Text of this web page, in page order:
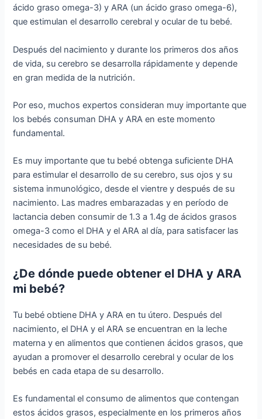
ácido graso omega-3) y ARA (un ácido graso omega-6),
que estimulan el desarrollo cerebral y ocular de tu bebé.
Después del nacimiento y durante los primeros dos años
de vida, su cerebro se desarrolla rápidamente y depende
en gran medida de la nutrición.
Por eso, muchos expertos consideran muy importante que
los bebés consuman DHA y ARA en este momento
fundamental.
Es muy importante que tu bebé obtenga suficiente DHA
para estimular el desarrollo de su cerebro, sus ojos y su
sistema inmunológico, desde el vientre y después de su
nacimiento. Las madres embarazadas y en período de
lactancia deben consumir de 1.3 a 1.4g de ácidos grasos
omega-3 como el DHA y el ARA al día, para satisfacer las
necesidades de su bebé.
¿De dónde puede obtener el DHA y ARA
mi bebé?
Tu bebé obtiene DHA y ARA en tu útero. Después del
nacimiento, el DHA y el ARA se encuentran en la leche
materna y en alimentos que contienen ácidos grasos, que
ayudan a promover el desarrollo cerebral y ocular de los
bebés en cada etapa de su desarrollo.
Es fundamental el consumo de alimentos que contengan
estos ácidos grasos, especialmente en los primeros años